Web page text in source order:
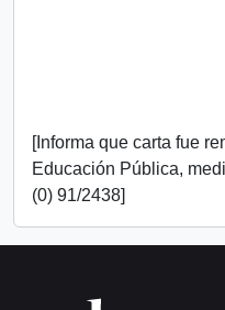
[Informa que carta fue
Educación Pública,
(0) 91/2438]